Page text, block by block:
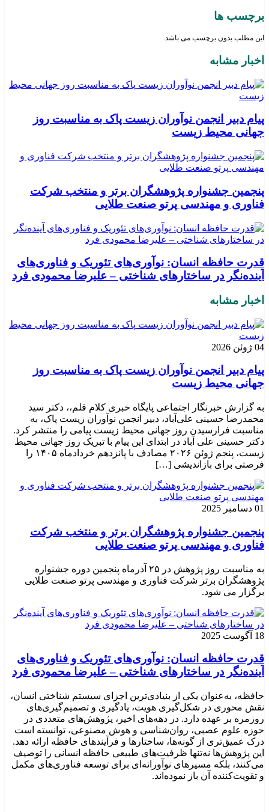
برچسب ها
این مطلب بدون برچسب می باشد.
اخبار مشابه
پیام دبیر انجمن نوآوران زیست پاک به مناسبت روز
جهانی محیط زیست
پنجمین جشنواره پژوهشگران برتر و منتخب شرکت
فناوری و مهندسی پرتو صنعت طلایی
قدرت حافظه انسان: نوآوری‌های تئوریک و فناوری‌های
آینده‌نگر در ساختارهای شناختی – علیرضا محمودی فرد
اخبار مشابه
04 ژوئن 2026
پیام دبیر انجمن نوآوران زیست پاک به مناسبت روز
جهانی محیط زیست
به گزارش خبرنگار اجتماعی پایگاه خبری کلام قلم،، دکتر سید
محمدرضا حسینی علی‌آباد، دبیر انجمن نوآوران زیست پاک، به
مناسبت فرارسیدن روز جهانی محیط زیست پیامی را منتشر کرد.
دکتر حسینی علی آباد در ابتدای این پیام با تبریک روز جهانی محیط
زیست، پنجم ژوئن ۲۰۲۶ مصادف با پانزدهم خردادماه ۱۴۰۵ را
فرصتی برای بازاندیشی […]
01 دسامبر 2025
پنجمین جشنواره پژوهشگران برتر و منتخب شرکت
فناوری و مهندسی پرتو صنعت طلایی
به مناسبت روز پژوهش در ۲۵ آذرماه پنجمین دوره جشنواره
پژوهشگران برتر شرکت فناوری و مهندسی پرتو صنعت طلایی
برگزار می شود.
18 آگوست 2025
قدرت حافظه انسان: نوآوری‌های تئوریک و فناوری‌های
آینده‌نگر در ساختارهای شناختی – علیرضا محمودی فرد
حافظه، به‌عنوان یکی از بنیادی‌ترین اجزای سیستم شناختی انسان،
نقش محوری در شکل‌گیری هویت، یادگیری و تصمیم‌گیری‌های
روزمره بر عهده دارد. در دهه‌های اخیر، پژوهش‌های متعددی در
حوزه علوم عصبی، روان‌شناسی و هوش مصنوعی، توانسته‌ است
درک عمیق‌تری از گونه‌ها، ساختارها و فرآیندهای حافظه ارائه دهد.
این پژوهش‌ها نه‌تنها ظرفیت‌های طبیعی حافظه انسانی را توصیف
می‌کنند، بلکه مسیرهای نوآورانه‌ای برای توسعه فناوری‌های مکمل
و تقویت‌کننده آن باز نموده‌اند.